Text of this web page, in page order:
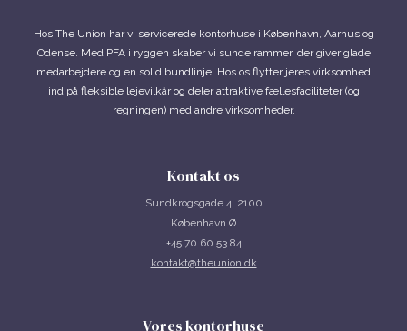
Hos The Union har vi servicerede kontorhuse i København, Aarhus og
Odense. Med PFA i ryggen skaber vi sunde rammer, der giver glade
medarbejdere og en solid bundlinje. Hos os flytter jeres virksomhed
ind på fleksible lejevilkår og deler attraktive fællesfaciliteter (og
regningen) med andre virksomheder.
Kontakt os
Sundkrogsgade 4, 2100
København Ø
+45 70 60 53 84
kontakt@theunion.dk
Vores kontorhuse